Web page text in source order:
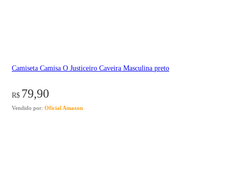
Camiseta Camisa O Justiceiro Caveira Masculina preto
R$ 79,90
Vendido por: Oficial Amazon